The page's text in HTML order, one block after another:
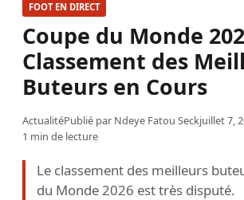
FOOT EN DIRECT
Coupe du Monde
Classement des
Buteurs en Cours
ActualitéPublié par Ndeye Fatou Seckjuillet 7,
1 min de lecture
Le classement des meilleurs
du Monde 2026 est très disputé.